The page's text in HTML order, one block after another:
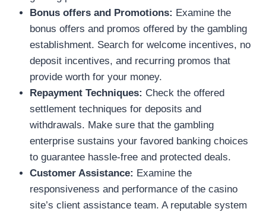
Bonus offers and Promotions: Examine the
bonus offers and promos offered by the gambling
establishment. Search for welcome incentives, no
deposit incentives, and recurring promos that
provide worth for your money.
Repayment Techniques: Check the offered
settlement techniques for deposits and
withdrawals. Make sure that the gambling
enterprise sustains your favored banking choices
to guarantee hassle-free and protected deals.
Customer Assistance: Examine the
responsiveness and performance of the casino
site’s client assistance team. A reputable system